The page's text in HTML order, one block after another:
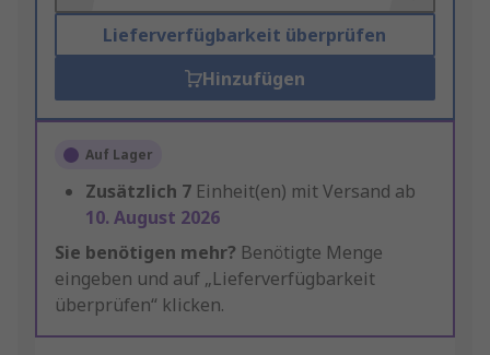
Lieferverfügbarkeit überprüfen
Hinzufügen
Auf Lager
Zusätzlich 7 Einheit(en) mit Versand ab
10. August 2026
Sie benötigen mehr? Benötigte Menge
eingeben und auf „Lieferverfügbarkeit
überprüfen“ klicken.